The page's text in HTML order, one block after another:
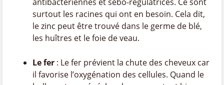
antibactériennes et sébo-régulatrices. Ce sont
surtout les racines qui ont en besoin. Cela dit,
le zinc peut être trouvé dans le germe de blé,
les huîtres et le foie de veau.
Le fer : Le fer prévient la chute des cheveux car
il favorise l’oxygénation des cellules. Quand le